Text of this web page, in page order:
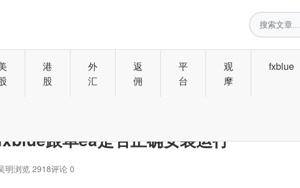
搜
索
港
股
外
汇
返
佣
平
台
观
摩
fxblue
跟单ea是否正确安装运行
明浏览 2918评论 0